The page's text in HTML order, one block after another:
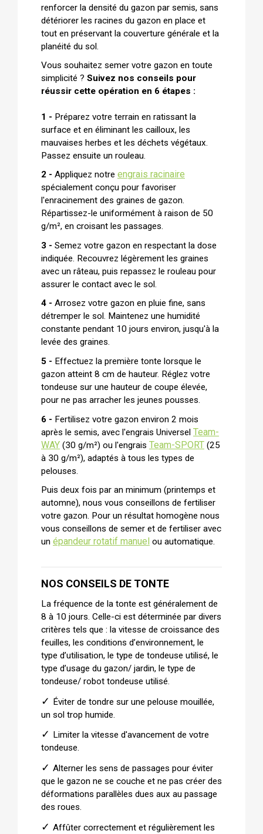
renforcer la densité du gazon par semis, sans
détériorer les racines du gazon en place et
tout en préservant la couverture générale et la
planéité du sol.
Vous souhaitez semer votre gazon en toute
simplicité ? Suivez nos conseils pour
réussir cette opération en 6 étapes :
1 - Préparez votre terrain en ratissant la
surface et en éliminant les cailloux, les
mauvaises herbes et les déchets végétaux.
Passez ensuite un rouleau.
2 - Appliquez notre engrais racinaire
spécialement conçu pour favoriser
l'enracinement des graines de gazon.
Répartissez-le uniformément à raison de 50
g/m², en croisant les passages.
3 - Semez votre gazon en respectant la dose
indiquée. Recouvrez légèrement les graines
avec un râteau, puis repassez le rouleau pour
assurer le contact avec le sol.
4 - Arrosez votre gazon en pluie fine, sans
détremper le sol. Maintenez une humidité
constante pendant 10 jours environ, jusqu'à la
levée des graines.
5 - Effectuez la première tonte lorsque le
gazon atteint 8 cm de hauteur. Réglez votre
tondeuse sur une hauteur de coupe élevée,
pour ne pas arracher les jeunes pousses.
6 - Fertilisez votre gazon environ 2 mois
après le semis, avec l'engrais Universel Team-
WAY (30 g/m²) ou l'engrais Team-SPORT (25
à 30 g/m²), adaptés à tous les types de
pelouses.
Puis deux fois par an minimum (printemps et
automne), nous vous conseillons de fertiliser
votre gazon. Pour un résultat homogène nous
vous conseillons de semer et de fertiliser avec
un épandeur rotatif manuel ou automatique.
NOS CONSEILS DE TONTE
La fréquence de la tonte est généralement de
8 à 10 jours. Celle-ci est déterminée par divers
critères tels que : la vitesse de croissance des
feuilles, les conditions d’environnement, le
type d’utilisation, le type de tondeuse utilisé, le
type d’usage du gazon/ jardin, le type de
tondeuse/ robot tondeuse utilisé.
✓ Éviter de tondre sur une pelouse mouillée,
un sol trop humide.
✓
Limiter la vitesse d'avancement de votre
tondeuse.
✓ Alterner les sens de passages pour éviter
que le gazon ne se couche et ne pas créer des
déformations parallèles dues aux au passage
des roues.
✓ Affûter correctement et régulièrement les